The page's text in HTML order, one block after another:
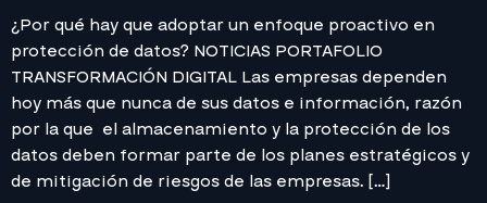
¿Por qué hay que adoptar un enfoque proactivo en
protección de datos? NOTICIAS PORTAFOLIO
TRANSFORMACIÓN DIGITAL Las empresas dependen
hoy más que nunca de sus datos e información, razón
por la que el almacenamiento y la protección de los
datos deben formar parte de los planes estratégicos y
de mitigación de riesgos de las empresas. […]